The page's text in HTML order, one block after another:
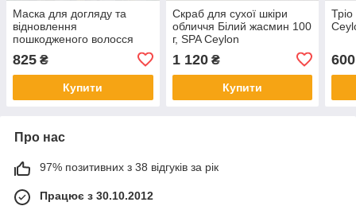
Маска для догляду та
відновлення
пошкодженого волосся
Неролі та жасмин 150 мл,
SPA Ceylon
825 ₴
Купити
Скраб для сухої шкіри
обличчя Білий жасмин 100
г, SPA Ceylon
1 120₴
Купити
600
Про нас
97% позитивних з 38 відгуків за рік
Працює з 30.10.2012